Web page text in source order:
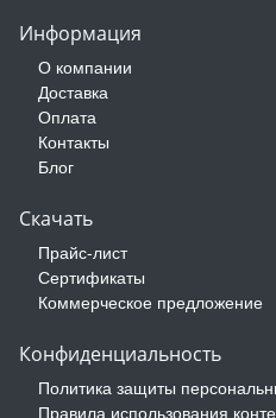
Информация
О компании
Доставка
Оплата
Контакты
Блог
Скачать
Прайс-лист
Сертификаты
Коммерческое предложение
Конфиденциальность
Политика защиты
Правила использования